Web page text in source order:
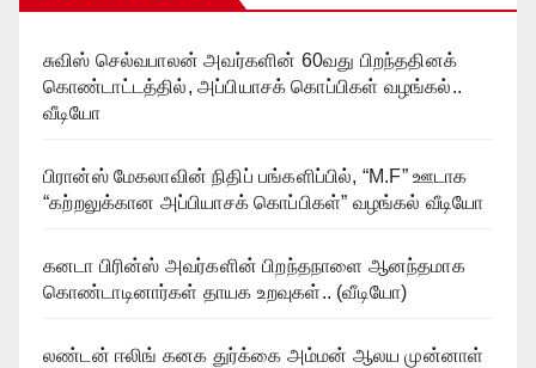
சுவிஸ் செல்வபாலன் அவர்களின் 60வது பிறந்ததினக்
கொண்டாட்டத்தில், அப்பியாசக் கொப்பிகள் வழங்கல்..
வீடியோ
பிரான்ஸ் மேகலாவின் நிதிப் பங்களிப்பில், “M.F” ஊடாக
“கற்றலுக்கான அப்பியாசக் கொப்பிகள்” வழங்கல் வீடியோ
கனடா பிரின்ஸ் அவர்களின் பிறந்தநாளை ஆனந்தமாக
கொண்டாடினார்கள் தாயக உறவுகள்.. (வீடியோ)
லண்டன் ஈலிங் கனக துர்க்கை அம்மன் ஆலய முன்னாள்